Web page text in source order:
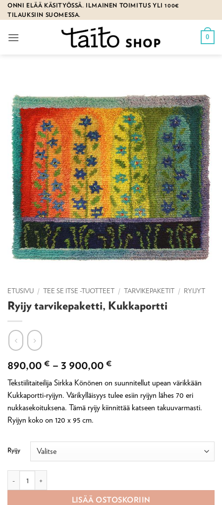
Skip
to
ONNI ELÄÄ KÄSITYÖSSÄ. ILMAINEN TOIMITUS YLI 100€
TILAUKSIIN SUOMESSA.
0
ETUSIVU / TEE SE ITSE -TUOTTEET / TARVIKEPAKETIT / RYIJYT
Ryijy tarvikepaketti, Kukkaportti
890,00 € – 3 900,00 €
890,00 €
-
3
900,00 €
Tekstiilitaiteilija Sirkka Könönen on suunnitellut upean värikkään
Kukkaportti-ryijyn. Värikylläisyys tulee esiin ryijyn lähes 70 eri
nukkasekoituksena. Tämä ryijy kiinnittää katseen takuuvarmasti.
Ryijyn koko on 120 x 95 cm.
Ryijy
LISÄÄ OSTOSKORIIN